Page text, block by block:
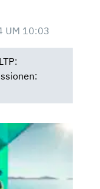
UM 10:03